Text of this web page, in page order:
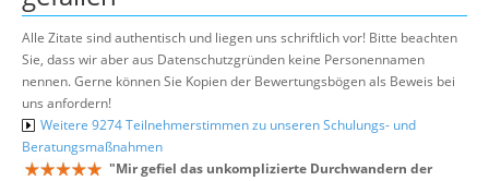
Alle Zitate sind authentisch und liegen uns schriftlich vor! Bitte beachten
Sie, dass wir aber aus Datenschutzgründen keine Personennamen
nennen. Gerne können Sie Kopien der Bewertungsbögen als Beweis bei
uns anfordern!
Weitere 9274 Teilnehmerstimmen zu unseren Schulungs- und
Beratungsmaßnahmen
"Mir gefiel das unkomplizierte Durchwandern der